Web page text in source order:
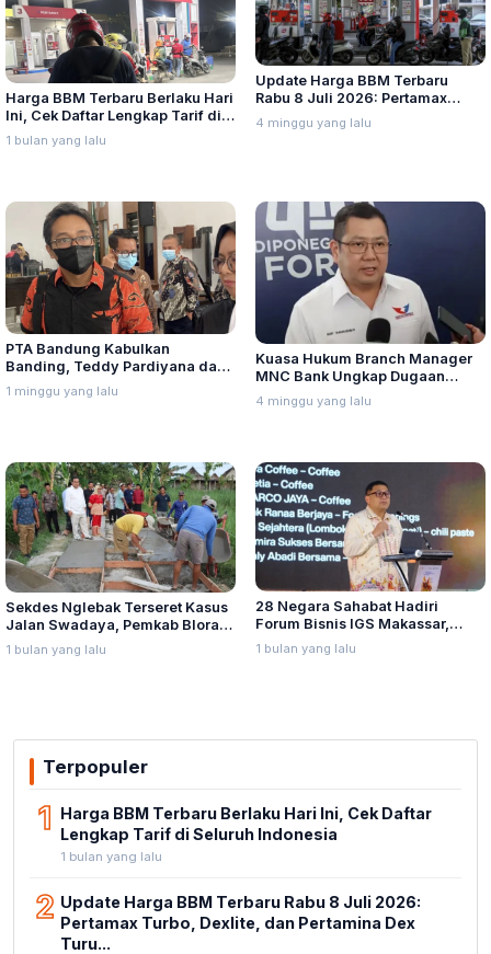
Harga BBM Terbaru Berlaku Hari
Ini, Cek Daftar Lengkap Tarif di
Seluruh Indonesia
1 bulan yang lalu
Update Harga BBM Terbaru
Rabu 8 Juli 2026: Pertamax
Turbo, Dexlite, dan Pertamina
Dex Turun
4 minggu yang lalu
PTA Bandung Kabulkan
Banding, Teddy Pardiyana dan
Bintang Ditetapkan Ahli Waris
Lina Jubaedah
1 minggu yang lalu
Kuasa Hukum Branch Manager
MNC Bank Ungkap Dugaan
Penganiayaan oleh Hary Tanoe
di MNC Towe
4 minggu yang lalu
Sekdes Nglebak Terseret Kasus
Jalan Swadaya, Pemkab Blora
Sebut Pendampingan Hukum
Bukan Kewenangannya
1 bulan yang lalu
28 Negara Sahabat Hadiri
Forum Bisnis IGS Makassar,
Munafri Tawarkan Investasi
Stadion Untia
1 bulan yang lalu
Terpopuler
1 Harga BBM Terbaru Berlaku Hari Ini, Cek Daftar
Lengkap Tarif di Seluruh Indonesia
1 bulan yang lalu
2 Update Harga BBM Terbaru Rabu 8 Juli 2026:
Pertamax Turbo, Dexlite, dan Pertamina Dex
Turu...